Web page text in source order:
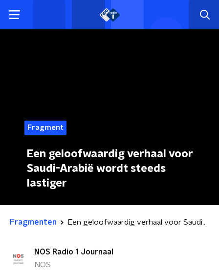
Fragment
Een geloofwaardig verhaal voor
Saudi-Arabië wordt steeds
lastiger
Fragmenten Een geloofwaardig verhaal voor Saudi-Arabië wordt steeds lastiger
NOS Radio 1 Journaal
NOS